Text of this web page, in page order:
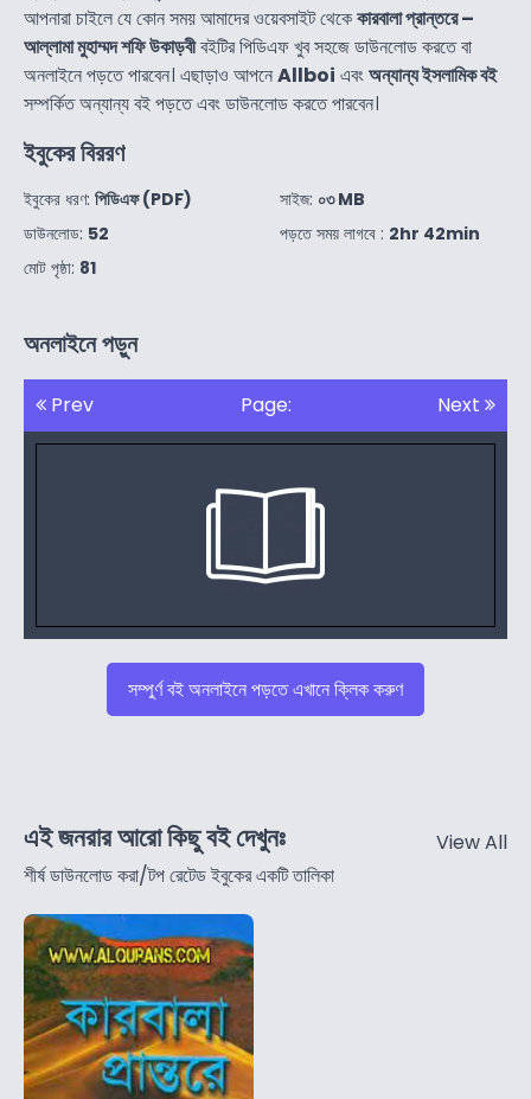
আপনারা চাইলে যে কোন সময় আমাদের ওয়েবসাইট থেকেকারবালা প্রান্তরে –
আল্লামা মুহাম্মদ শফি উকাড়বীবইটির পিডিএফ খুব সহজে ডাউনলোড করতে বা
অনলাইনে পড়তে পারবেন। এছাড়াও আপনেAllboi এবংঅন্যান্য ইসলামিক বই
সম্পর্কিত অন্যান্য বই পড়তে এবং ডাউনলোড করতে পারবেন।
ইবুকের বিররণ
ইবুকের ধরণ: পিডিএফ (PDF)
ডাউনলোড: 52
মোট পৃষ্ঠা: 81
সাইজ: ০৩ MB
পড়তে সময় লাগবে : 2hr 42min
অনলাইনে পড়ুন
Prev Page: Next
সম্পুর্ণ বই অনলাইনে পড়তে এখানে ক্লিক করুণ
এই জনরার আরো কিছু বই দেখুনঃ
শীর্ষ ডাউনলোড করা/টপ রেটেড ইবুকের একটি তালিকা
View All